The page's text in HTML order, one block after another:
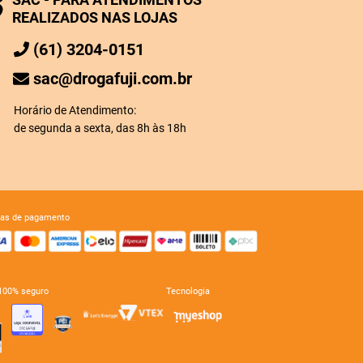
REALIZADOS NAS LOJAS
(61) 3204-0151
sac@drogafuji.com.br
Horário de Atendimento:
de segunda a sexta, das 8h às 18h
de pagamento
seguro tecnologia